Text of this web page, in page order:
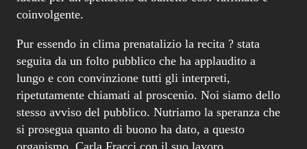
stesso avviso del pubblico. Nutriamo la speranza che
organismo, Carla Fracci con il suo lavoro
approfondito e sapiente.
Sappiamo che la Direzione del Teatro ? impegnata
per un futuro ‘importante’ per tutta la sezione danza.
Alla stessa direzione vogliamo per? chiedere una
cosa. Molti nel Corpo di Ballo hanno contratti a